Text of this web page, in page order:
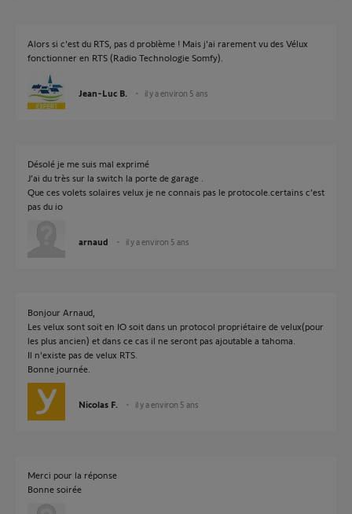
Alors si c'est du RTS, pas d problème ! Mais j'ai rarement vu des Vélux
fonctionner en RTS (Radio Technologie Somfy).
Jean-Luc B. il y a environ 5 ans
Désolé je me suis mal exprimé
J’ai du très sur la switch la porte de garage .
Que ces volets solaires velux je ne connais pas le protocole.certains c’est
pas du io
arnaud il y a environ 5 ans
Bonjour Arnaud,
Les velux sont soit en IO soit dans un protocol propriétaire de velux(pour
les plus ancien) et dans ce cas il ne seront pas ajoutable a tahoma.
Il n'existe pas de velux RTS.
Bonne journée.
Nicolas F. il y a environ 5 ans
Merci pour la réponse
Bonne soirée